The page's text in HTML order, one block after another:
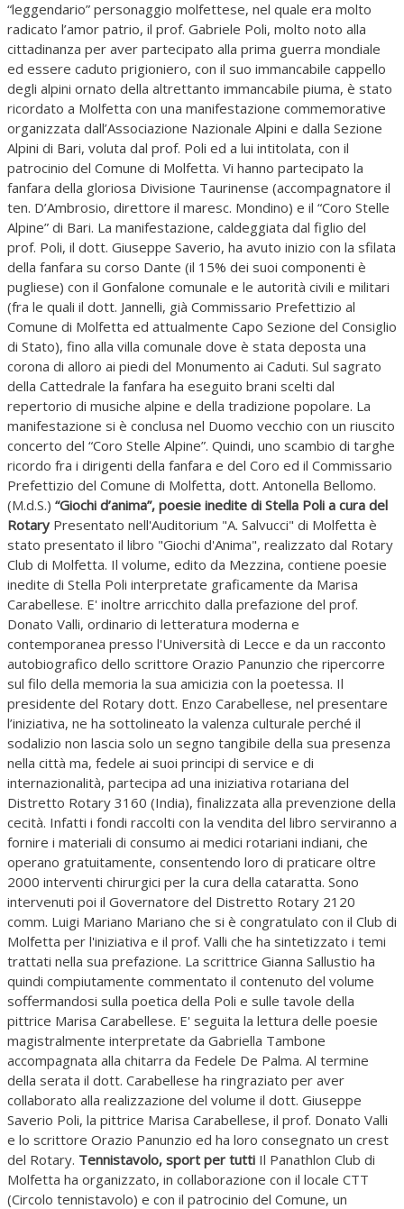
“leggendario” personaggio molfettese, nel quale era molto
radicato l’amor patrio, il prof. Gabriele Poli, molto noto alla
cittadinanza per aver partecipato alla prima guerra mondiale
ed essere caduto prigioniero, con il suo immancabile cappello
degli alpini ornato della altrettanto immancabile piuma, è stato
ricordato a Molfetta con una manifestazione commemorative
organizzata dall’Associazione Nazionale Alpini e dalla Sezione
Alpini di Bari, voluta dal prof. Poli ed a lui intitolata, con il
patrocinio del Comune di Molfetta. Vi hanno partecipato la
fanfara della gloriosa Divisione Taurinense (accompagnatore il
ten. D’Ambrosio, direttore il maresc. Mondino) e il “Coro Stelle
Alpine” di Bari. La manifestazione, caldeggiata dal figlio del
prof. Poli, il dott. Giuseppe Saverio, ha avuto inizio con la sfilata
della fanfara su corso Dante (il 15% dei suoi componenti è
pugliese) con il Gonfalone comunale e le autorità civili e militari
(fra le quali il dott. Jannelli, già Commissario Prefettizio al
Comune di Molfetta ed attualmente Capo Sezione del Consiglio
di Stato), fino alla villa comunale dove è stata deposta una
corona di alloro ai piedi del Monumento ai Caduti. Sul sagrato
della Cattedrale la fanfara ha eseguito brani scelti dal
repertorio di musiche alpine e della tradizione popolare. La
manifestazione si è conclusa nel Duomo vecchio con un riuscito
concerto del “Coro Stelle Alpine”. Quindi, uno scambio di targhe
ricordo fra i dirigenti della fanfara e del Coro ed il Commissario
Prefettizio del Comune di Molfetta, dott. Antonella Bellomo.
(M.d.S.) “Giochi d’anima”, poesie inedite di Stella Poli a cura del
Rotary Presentato nell'Auditorium "A. Salvucci" di Molfetta è
stato presentato il libro "Giochi d'Anima", realizzato dal Rotary
Club di Molfetta. Il volume, edito da Mezzina, contiene poesie
inedite di Stella Poli interpretate graficamente da Marisa
Carabellese. E' inoltre arricchito dalla prefazione del prof.
Donato Valli, ordinario di letteratura moderna e
contemporanea presso l'Università di Lecce e da un racconto
autobiografico dello scrittore Orazio Panunzio che ripercorre
sul filo della memoria la sua amicizia con la poetessa. Il
presidente del Rotary dott. Enzo Carabellese, nel presentare
l’iniziativa, ne ha sottolineato la valenza culturale perché il
sodalizio non lascia solo un segno tangibile della sua presenza
nella città ma, fedele ai suoi principi di service e di
internazionalità, partecipa ad una iniziativa rotariana del
Distretto Rotary 3160 (India), finalizzata alla prevenzione della
cecità. Infatti i fondi raccolti con la vendita del libro serviranno a
fornire i materiali di consumo ai medici rotariani indiani, che
operano gratuitamente, consentendo loro di praticare oltre
2000 interventi chirurgici per la cura della cataratta. Sono
intervenuti poi il Governatore del Distretto Rotary 2120
comm. Luigi Mariano Mariano che si è congratulato con il Club di
Molfetta per l'iniziativa e il prof. Valli che ha sintetizzato i temi
trattati nella sua prefazione. La scrittrice Gianna Sallustio ha
quindi compiutamente commentato il contenuto del volume
soffermandosi sulla poetica della Poli e sulle tavole della
pittrice Marisa Carabellese. E' seguita la lettura delle poesie
magistralmente interpretate da Gabriella Tambone
accompagnata alla chitarra da Fedele De Palma. Al termine
della serata il dott. Carabellese ha ringraziato per aver
collaborato alla realizzazione del volume il dott. Giuseppe
Saverio Poli, la pittrice Marisa Carabellese, il prof. Donato Valli
e lo scrittore Orazio Panunzio ed ha loro consegnato un crest
del Rotary. Tennistavolo, sport per tutti Il Panathlon Club di
Molfetta ha organizzato, in collaborazione con il locale CTT
(Circolo tennistavolo) e con il patrocinio del Comune, un